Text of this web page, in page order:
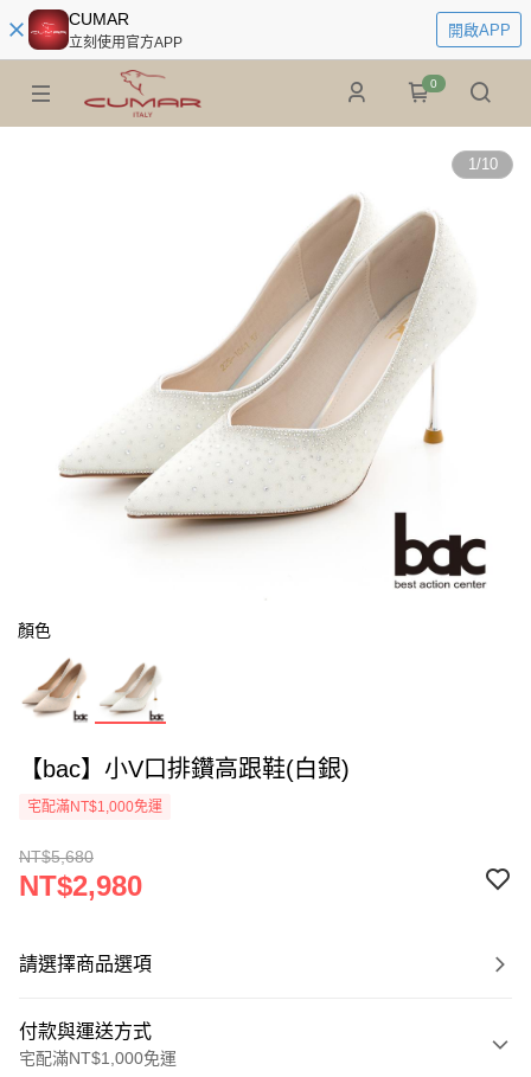
CUMAR
立刻使用官方APP
開啟APP
0
1/10
顏色
【bac】小V口排鑽高跟鞋(白銀)
宅配滿NT$1,000免運
NT$5,680
NT$2,980
請選擇商品選項
付款與運送方式
宅配滿NT$1,000免運